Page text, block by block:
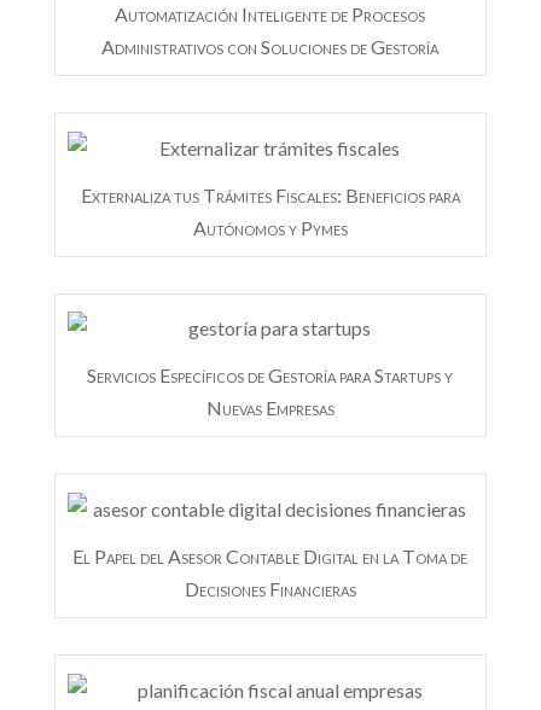
Automatización Inteligente de Procesos
Administrativos con Soluciones de Gestoría
Externaliza tus Trámites Fiscales: Beneficios para
Autónomos y Pymes
Servicios Específicos de Gestoría para Startups y
Nuevas Empresas
El Papel del Asesor Contable Digital en la Toma de
Decisiones Financieras